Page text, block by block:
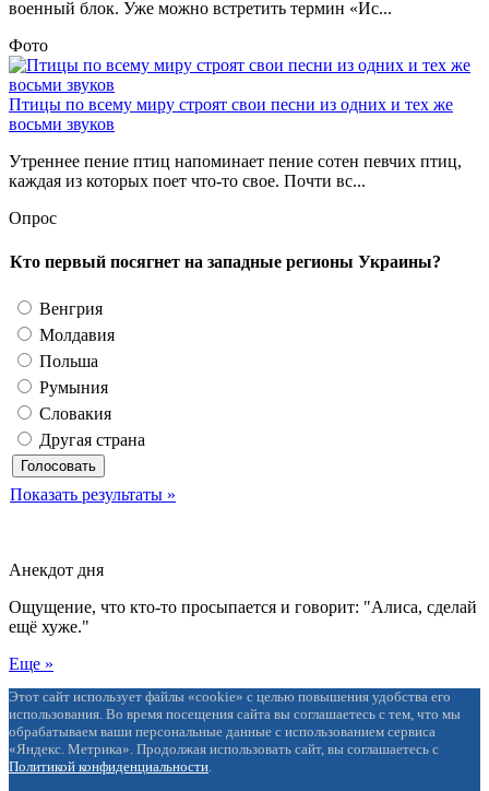
военный блок. Уже можно встретить термин «Ис...
Фото
Птицы по всему миру строят свои песни из одних и тех же
восьми звуков
Утреннее пение птиц напоминает пение сотен певчих птиц,
каждая из которых поет что-то свое. Почти вс...
Опрос
Кто первый посягнет на западные регионы Украины?
Венгрия
Молдавия
Польша
Румыния
Словакия
Другая страна
Показать результаты »
Анекдот дня
Ощущение, что кто-то просыпается и говорит: "Алиса, сделай
ещё хуже."
Еще »
Этот сайт использует файлы «cookie» с целью повышения удобства его
использования. Во время посещения сайта вы соглашаетесь с тем, что мы
обрабатываем ваши персональные данные с использованием сервиса
«Яндекс. Метрика». Продолжая использовать сайт, вы соглашаетесь с
Политикой конфиденциальности.